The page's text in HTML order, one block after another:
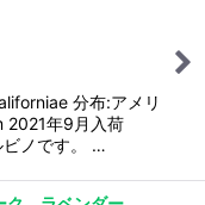
分布:アメリ
2021年9月入荷
ビノです。 …